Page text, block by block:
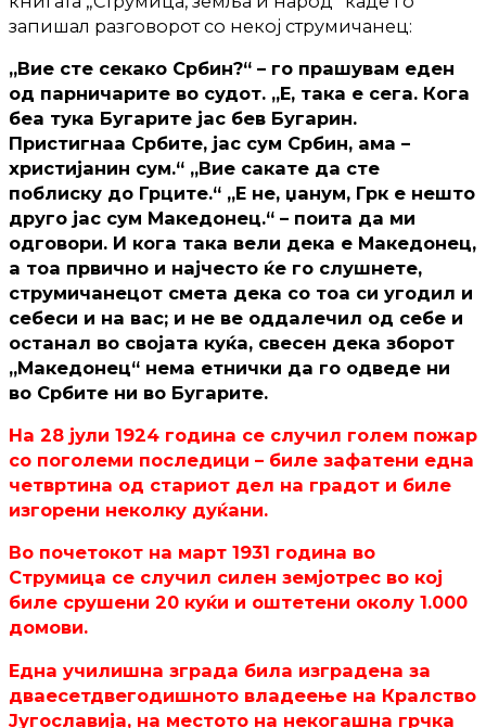
запишал разговорот со некој струмичанец:
„Вие сте секако Србин?“ – го прашувам еден
од парничарите во судот. „Е, така е сега. Кога
беа тука Бугарите јас бев Бугарин.
Пристигнаа Србите, јас сум Србин, ама –
христијанин сум.“ „Вие сакате да сте
поблиску до Грците.“ „Е не, џанум, Грк е нешто
друго јас сум Македонец.“ – поита да ми
одговори. И кога така вели дека е Македонец,
а тоа првично и најчесто ќе го слушнете,
струмичанецот смета дека со тоа си угодил и
себеси и на вас; и не ве оддалечил од себе и
останал во својата куќа, свесен дека зборот
„Македонец“ нема етнички да го одведе ни
во Србите ни во Бугарите.
На 28 јули 1924 година се случил голем пожар
со поголеми последици – биле зафатени една
четвртина од стариот дел на градот и биле
изгорени неколку дуќани.
Во почетокот на март 1931 година во
Струмица се случил силен земјотрес во кој
биле срушени 20 куќи и оштетени околу 1.000
домови.
Една училишна зграда била изградена за
дваесетдвегодишното владеење на Кралство
Југославија, на местото на некогашна грчка